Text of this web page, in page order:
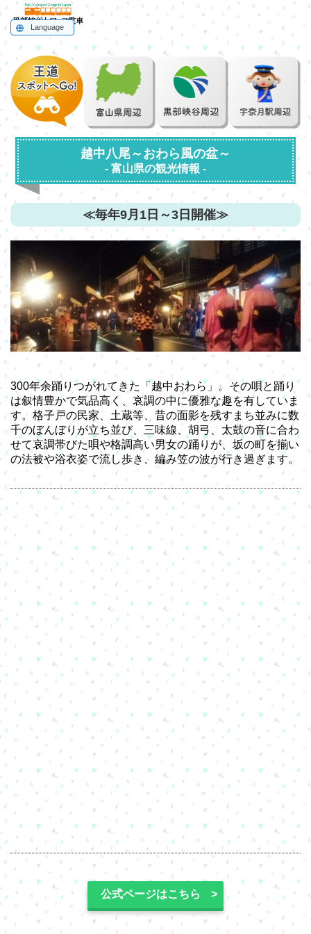
Language
English
한국어
简体中文
繁體中文
ไทย
越中八尾～おわら風の盆～
- 富山県の観光情報 -
≪毎年9月1日～3日開催≫
300年余踊りつがれてきた「越中おわら」。その唄と踊り
は叙情豊かで気品高く、哀調の中に優雅な趣を有していま
す。格子戸の民家、土蔵等、昔の面影を残すまち並みに数
千のぼんぼりが立ち並び、三味線、胡弓、太鼓の音に合わ
せて哀調帯びた唄や格調高い男女の踊りが、坂の町を揃い
の法被や浴衣姿で流し歩き、編み笠の波が行き過ぎます。
公式ページはこちら